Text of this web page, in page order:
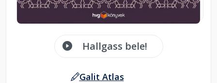
Hallgass bele!
Galit Atlas